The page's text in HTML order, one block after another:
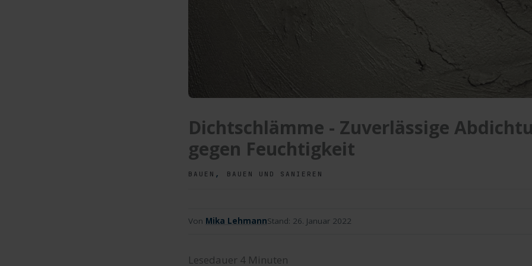
Dichtschlämme - Zuverlässige
gegen Feuchtigkeit
BAUEN , BAUEN UND SANIEREN
Von Mika LehmannStand: 26. Januar 2022
Lesedauer 4 Minuten